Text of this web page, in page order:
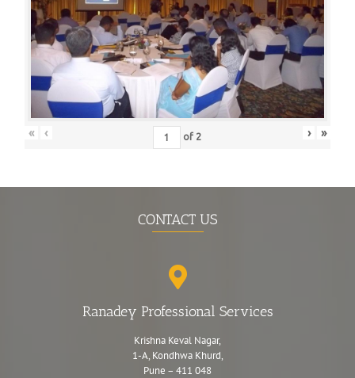
« ‹ of 2 › »
CONTACT US
Ranadey Professional Services
Krishna Keval Nagar,
1-A, Kondhwa Khurd,
Pune – 411 048